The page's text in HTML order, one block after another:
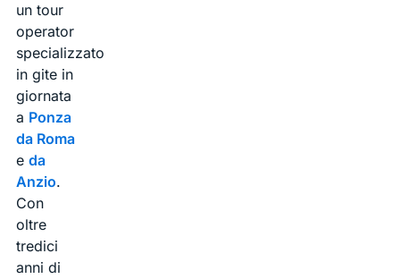
un tour
operator
specializzato
in gite in
giornata
a Ponza
da Roma
e da
Anzio.
Con
oltre
tredici
anni di